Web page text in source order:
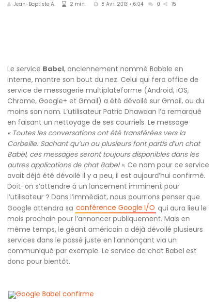
Jean-Baptiste A. 2 min. 8 Avr. 2013 • 6:04 0 15
Le service Babel, anciennement nommé Babble en
interne, montre son bout du nez. Celui qui fera office de
service de messagerie multiplateforme (Android, iOS,
Chrome, Google+ et Gmail) a été dévoilé sur Gmail, ou du
moins son nom. L’utilisateur Patric Dhawaan l’a remarqué
en faisant un nettoyage de ses courriels. Le message
« Toutes les conversations ont été transférées vers la
Corbeille. Sachant qu’un ou plusieurs font partis d’un chat
Babel, ces messages seront toujours disponibles dans les
autres applications de chat Babel ». Ce nom pour ce service
avait déjà été dévoilé il y a peu, il est aujourd’hui confirmé.
Doit-on s’attendre à un lancement imminent pour
l’utilisateur ? Dans l’immédiat, nous pourrions penser que
Google attendra sa conférence Google I/O qui aura lieu le
mois prochain pour l’annoncer publiquement. Mais en
même temps, le géant américain a déjà dévoilé plusieurs
services dans le passé juste en l’annonçant via un
communiqué par exemple. Le service de chat Babel est
donc pour bientôt.